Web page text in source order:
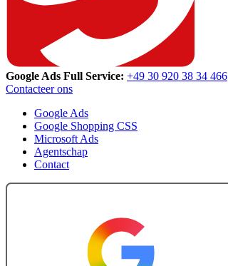
Google Ads Full Service: +49 30 920 38 34 466
Contacteer ons
Google Ads
Google Shopping CSS
Microsoft Ads
Agentschap
Contact